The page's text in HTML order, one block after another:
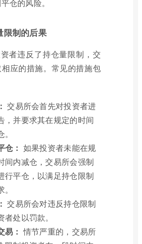
仓的风险。
限制的后果
者违反了持仓量限制，交
应的措施。常见的措施包
交易所会首先对投资者进
，并要求其在规定的时间
仓： 如果投资者未能在规
间内减仓，交易所会强制
行平仓，以满足持仓限制
交易所会对违反持仓限制
者处以罚款。
易： 情节严重的，交易所